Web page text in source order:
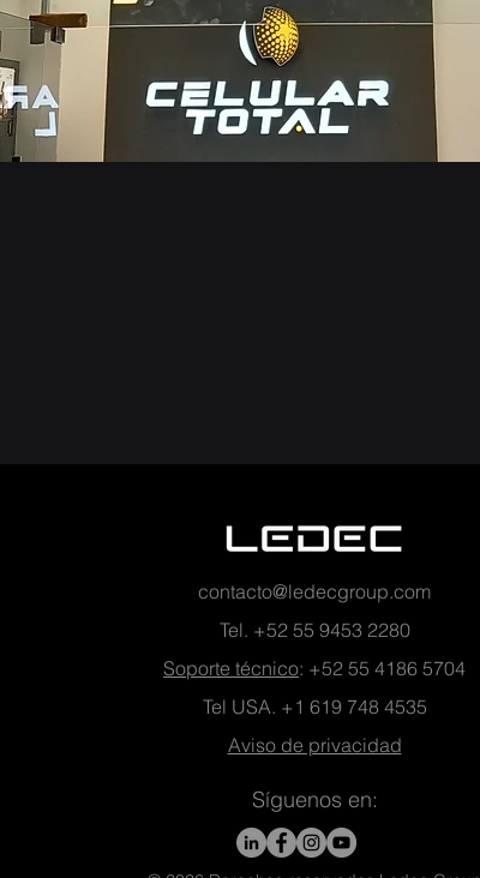
contacto@ledecgroup.com
Tel. +52 55 9453 2280
Soporte técnico: +52 55 4186 5704
Tel USA. +1 619 748 4535
Aviso de privacidad
Síguenos en: